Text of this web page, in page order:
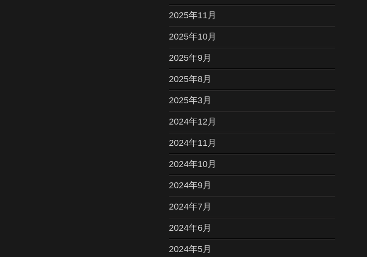
2025年11月
2025年10月
2025年9月
2025年8月
2025年3月
2024年12月
2024年11月
2024年10月
2024年9月
2024年7月
2024年6月
2024年5月